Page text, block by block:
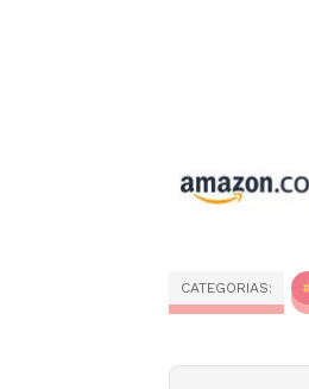
CATEGORIAS: